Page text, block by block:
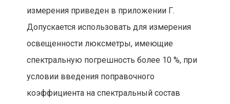
измерения приведен в приложении Г.
Допускается использовать для измерения
освещенности люксметры, имеющие
спектральную погрешность более 10 %, при
условии введения поправочного
коэффициента на спектральный состав